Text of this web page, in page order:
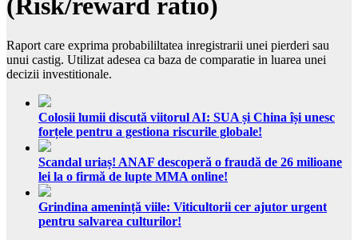
(Risk/reward ratio)
Raport care exprima probabililtatea inregistrarii unei pierderi sau
unui castig. Utilizat adesea ca baza de comparatie in luarea unei
decizii investitionale.
Colosii lumii discută viitorul AI: SUA și China își unesc
forțele pentru a gestiona riscurile globale!
Scandal uriaș! ANAF descoperă o fraudă de 26 milioane
lei la o firmă de lupte MMA online!
Grindina amenință viile: Viticultorii cer ajutor urgent
pentru salvarea culturilor!